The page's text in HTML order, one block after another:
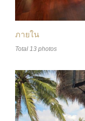
ภายใน
Total 13 photos